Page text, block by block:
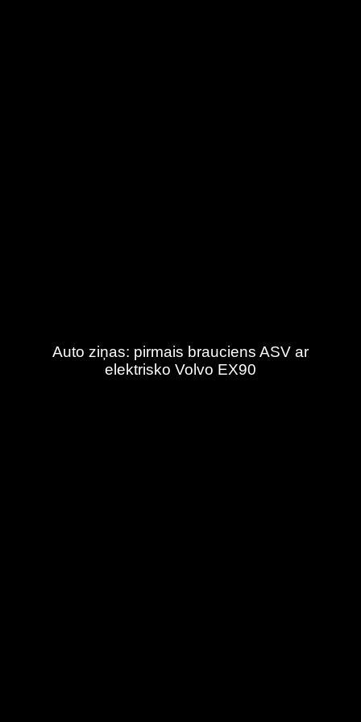
Auto ziņas: pirmais brauciens ASV ar
elektrisko Volvo EX90